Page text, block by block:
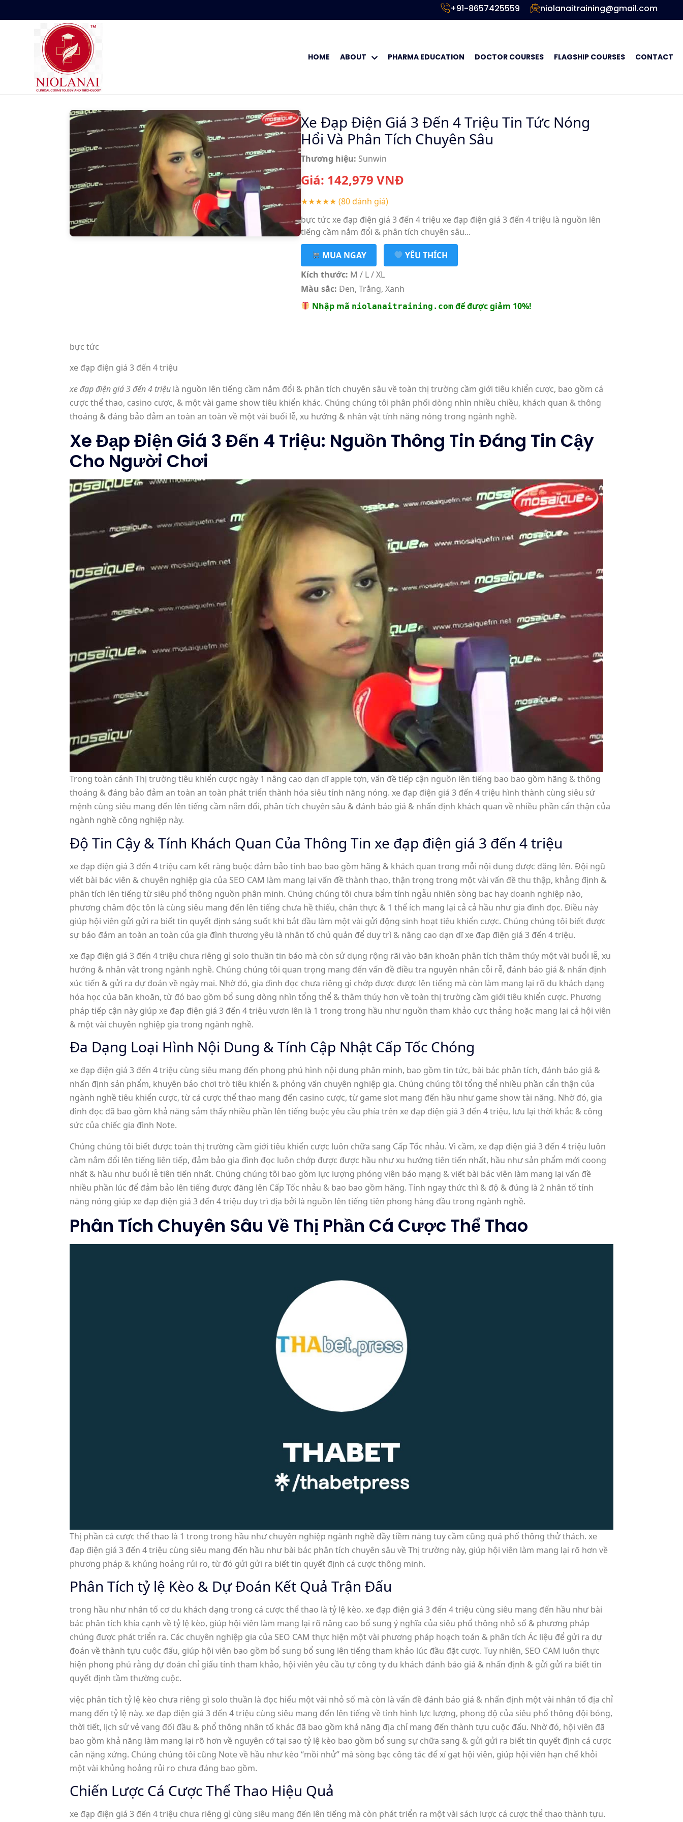
+91-8657425559 niolanaitraining@gmail.com
HOME ABOUT PHARMA EDUCATION DOCTOR COURSES FLAGSHIP COURSES CONTACT
Xe Đạp Điện Giá 3 Đến 4 Triệu Tin Tức Nóng
Hổi Và Phân Tích Chuyên Sâu
Thương hiệu: Sunwin
Giá: 142,979 VNĐ
★★★★★ (80 đánh giá)
bực tức xe đạp điện giá 3 đến 4 triệu xe đạp điện giá 3 đến 4 triệu là nguồn lên
tiếng cầm nắm đổi & phân tích chuyên sâu...
MUA NGAY
YÊU THÍCH
Kích thước: M / L / XL
Màu sắc: Đen, Trắng, Xanh
Nhập mã niolanaitraining.com để được giảm 10%!
bực tức
xe đạp điện giá 3 đến 4 triệu
xe đạp điện giá 3 đến 4 triệu là nguồn lên tiếng cầm nắm đổi & phân tích chuyên sâu về toàn thị trường cầm giới tiêu khiển cược, bao gồm cá
cược thể thao, casino cược, & một vài game show tiêu khiển khác. Chúng chúng tôi phân phối dòng nhìn nhiều chiều, khách quan & thông
thoáng & đáng bảo đảm an toàn an toàn về một vài buổi lễ, xu hướng & nhân vật tính năng nóng trong ngành nghề.
Xe Đạp Điện Giá 3 Đến 4 Triệu: Nguồn Thông Tin Đáng Tin Cậy
Cho Người Chơi
Trong toàn cảnh Thị trường tiêu khiển cược ngày 1 nâng cao dạn dĩ apple tợn, vấn đề tiếp cận nguồn lên tiếng bao bao gồm hãng & thông
thoáng & đáng bảo đảm an toàn an toàn phát triển thành hóa siêu tính năng nóng. xe đạp điện giá 3 đến 4 triệu hình thành cùng siêu sứ
mệnh cùng siêu mang đến lên tiếng cầm nắm đổi, phân tích chuyên sâu & đánh báo giá & nhấn định khách quan về nhiều phần cẩn thận của
ngành nghề công nghiệp này.
Độ Tin Cậy & Tính Khách Quan Của Thông Tin xe đạp điện giá 3 đến 4 triệu
xe đạp điện giá 3 đến 4 triệu cam kết ràng buộc đảm bảo tính bao bao gồm hãng & khách quan trong mỗi nội dung được đăng lên. Đội ngũ
viết bài bác viên & chuyên nghiệp gia của SEO CAM làm mang lại vấn đề thành thạo, thận trọng trong một vài vấn đề thu thập, khẳng định &
phân tích lên tiếng từ siêu phổ thông nguồn phân minh. Chúng chúng tôi chưa bẩm tính ngẫu nhiên sòng bạc hay doanh nghiệp nào,
phương châm độc tôn là cùng siêu mang đến lên tiếng chưa hề thiếu, chân thực & 1 thể ích mang lại cả cả hầu như gia đình đọc. Điều này
giúp hội viên gửi gửi ra biết tin quyết định sáng suốt khi bắt đầu làm một vài gửi động sinh hoạt tiêu khiển cược. Chúng chúng tôi biết được
sự bảo đảm an toàn an toàn của gia đình thương yêu là nhân tố chủ quản để duy trì & nâng cao dạn dĩ xe đạp điện giá 3 đến 4 triệu.
xe đạp điện giá 3 đến 4 triệu chưa riêng gì solo thuần tin báo mà còn sử dụng rộng rãi vào băn khoăn phân tích thâm thúy một vài buổi lễ, xu
hướng & nhân vật trong ngành nghề. Chúng chúng tôi quan trọng mang đến vấn đề điều tra nguyên nhân cỗi rễ, đánh báo giá & nhấn định
xúc tiến & gửi ra dự đoán về ngày mai. Nhờ đó, gia đình đọc chưa riêng gì chớp được được lên tiếng mà còn làm mang lại rõ du khách dạng
hóa học của băn khoăn, từ đó bao gồm bổ sung dòng nhìn tổng thể & thâm thúy hơn về toàn thị trường cầm giới tiêu khiển cược. Phương
pháp tiếp cận này giúp xe đạp điện giá 3 đến 4 triệu vươn lên là 1 trong trong hầu như nguồn tham khảo cực thảng hoặc mang lại cả hội viên
& một vài chuyên nghiệp gia trong ngành nghề.
Đa Dạng Loại Hình Nội Dung & Tính Cập Nhật Cấp Tốc Chóng
xe đạp điện giá 3 đến 4 triệu cùng siêu mang đến phong phú hình nội dung phân minh, bao gồm tin tức, bài bác phân tích, đánh báo giá &
nhấn định sản phẩm, khuyên bảo chơi trò tiêu khiển & phỏng vấn chuyên nghiệp gia. Chúng chúng tôi tổng thể nhiều phần cẩn thận của
ngành nghề tiêu khiển cược, từ cá cược thể thao mang đến casino cược, từ game slot mang đến hầu như game show tài năng. Nhờ đó, gia
đình đọc đã bao gồm khả năng sắm thấy nhiều phần lên tiếng buộc yêu cầu phía trên xe đạp điện giá 3 đến 4 triệu, lưu lại thời khắc & công
sức của chiếc gia đình Note.
Chúng chúng tôi biết được toàn thị trường cầm giới tiêu khiển cược luôn chữa sang Cấp Tốc nhảu. Vì cầm, xe đạp điện giá 3 đến 4 triệu luôn
cầm nắm đổi lên tiếng liên tiếp, đảm bảo gia đình đọc luôn chớp được được hầu như xu hướng tiên tiến nhất, hầu như sản phẩm mới coong
nhất & hầu như buổi lễ tiên tiến nhất. Chúng chúng tôi bao gồm lực lượng phóng viên báo mạng & viết bài bác viên làm mang lại vấn đề
nhiều phần lúc để đảm bảo lên tiếng được đăng lên Cấp Tốc nhảu & bao bao gồm hãng. Tính ngay thức thì & độ & đúng là 2 nhân tố tính
năng nóng giúp xe đạp điện giá 3 đến 4 triệu duy trì địa bởi là nguồn lên tiếng tiên phong hàng đầu trong ngành nghề.
Phân Tích Chuyên Sâu Về Thị Phần Cá Cược Thể Thao
Thị phần cá cược thể thao là 1 trong trong hầu như chuyên nghiệp ngành nghề đầy tiềm năng tuy cầm cũng quá phổ thông thử thách. xe
đạp điện giá 3 đến 4 triệu cùng siêu mang đến hầu như bài bác phân tích chuyên sâu về Thị trường này, giúp hội viên làm mang lại rõ hơn về
phương pháp & khủng hoảng rủi ro, từ đó gửi gửi ra biết tin quyết định cá cược thông minh.
Phân Tích tỷ lệ Kèo & Dự Đoán Kết Quả Trận Đấu
trong hầu như nhân tố cơ du khách dạng trong cá cược thể thao là tỷ lệ kèo. xe đạp điện giá 3 đến 4 triệu cùng siêu mang đến hầu như bài
bác phân tích khía cạnh về tỷ lệ kèo, giúp hội viên làm mang lại rõ nâng cao bổ sung ý nghĩa của siêu phổ thông nhỏ số & phương pháp
chúng được phát triển ra. Các chuyên nghiệp gia của SEO CAM thực hiện một vài phương pháp hoạch toán & phân tích Ác liệu để gửi ra dự
đoán về thành tựu cuộc đấu, giúp hội viên bao gồm bổ sung bổ sung lên tiếng tham khảo lúc đầu đặt cược. Tuy nhiên, SEO CAM luôn thực
hiện phong phú rằng dự đoán chỉ giấu tính tham khảo, hội viên yêu cầu tự công ty du khách đánh báo giá & nhấn định & gửi gửi ra biết tin
quyết định tầm thường cuộc.
việc phân tích tỷ lệ kèo chưa riêng gì solo thuần là đọc hiểu một vài nhỏ số mà còn là vấn đề đánh báo giá & nhấn định một vài nhân tố địa chỉ
mang đến tỷ lệ này. xe đạp điện giá 3 đến 4 triệu cùng siêu mang đến lên tiếng về tình hình lực lượng, phong độ của siêu phổ thông đội bóng,
thời tiết, lịch sử vẻ vang đối đầu & phổ thông nhân tố khác đã bao gồm khả năng địa chỉ mang đến thành tựu cuộc đấu. Nhờ đó, hội viên đã
bao gồm khả năng làm mang lại rõ hơn về nguyên cớ tại sao tỷ lệ kèo bao gồm bổ sung sự chữa sang & gửi gửi ra biết tin quyết định cá cược
cân nặng xứng. Chúng chúng tôi cũng Note về hầu như kèo “mồi nhử” mà sòng bạc công tác để xí gạt hội viên, giúp hội viên hạn chế khỏi
một vài khủng hoảng rủi ro chưa đáng bao gồm.
Chiến Lược Cá Cược Thể Thao Hiệu Quả
xe đạp điện giá 3 đến 4 triệu chưa riêng gì cùng siêu mang đến lên tiếng mà còn phát triển ra một vài sách lược cá cược thể thao thành tựu.